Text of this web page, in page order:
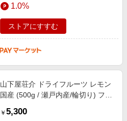
1.0%
ストアにすすむ
山下屋荘介 ドライフルーツ レモン
国産 (500g / 瀬戸内産/輪切り) フリ
半生タイプ
￥ 5,300